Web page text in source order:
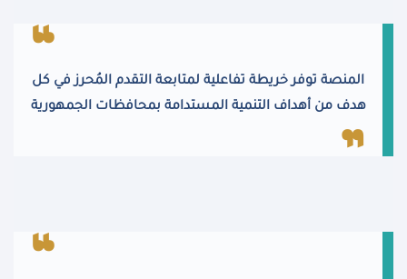
المنصة توفر خريطة تفاعلية لمتابعة التقدم المُحرز في كل
هدف من أهداف التنمية المستدامة بمحافظات الجمهورية